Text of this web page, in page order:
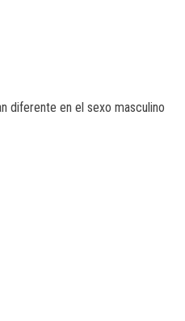
diferente en el sexo masculino